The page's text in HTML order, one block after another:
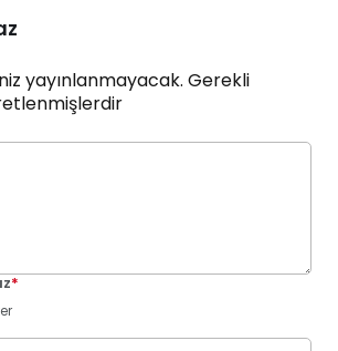
yayınlanmayacak. Gerekli
*